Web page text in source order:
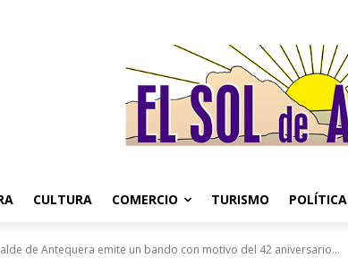
CULTURA COMERCIO TURISMO POLÍTICA
de Antequera emite un bando con motivo del 42 aniversario...